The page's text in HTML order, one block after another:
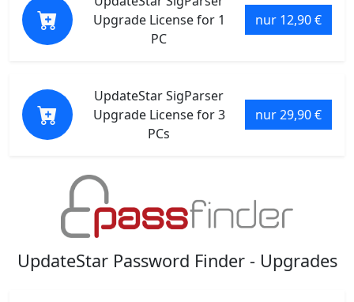
Upgrade License for 1
PC
nur 12,90 €
UpdateStar SigParser
Upgrade License for 3
PCs
nur 29,90 €
UpdateStar Password Finder - Upgrades